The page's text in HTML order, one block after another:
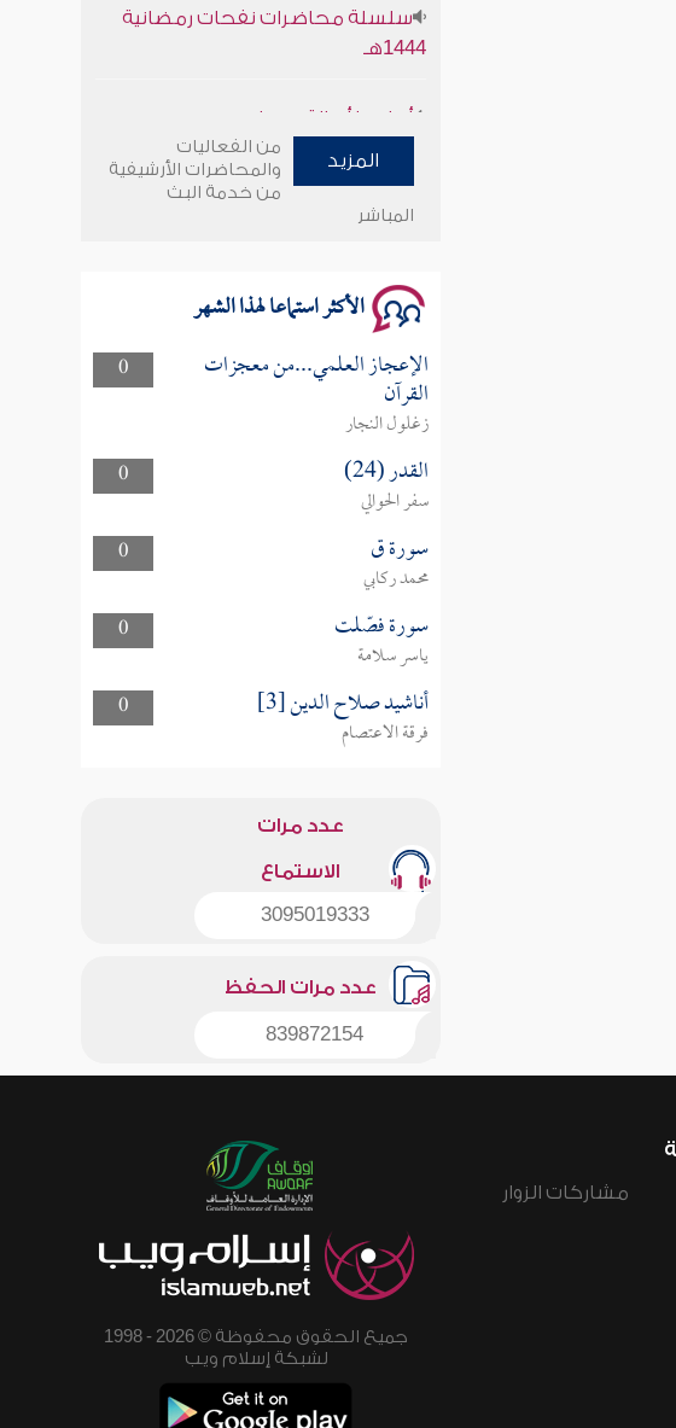
1444هـ
وأمنهم من خوف 9
سلسلة محاضرات نفحات رمضانية
المزيد
من الفعاليات
والمحاضرات الأرشيفية
من خدمة البث
المباشر
الأكثر استماعا لهذا الشهر
0 الإعجاز العلمي...من معجزات
القرآن
زغلول النجار
0
القدر (24)
سفر الحوالي
0
سورة ق
محمد ركابي
0
سورة فصّلت
ياسر سلامة
0
أناشيد صلاح الدين [3]
فرقة الاعتصام
عدد مرات
الاستماع
3095019333
عدد مرات الحفظ
839872154
مشاركات الزوار
جميع الحقوق محفوظة © 2026 - 1998
لشبكة إسلام ويب